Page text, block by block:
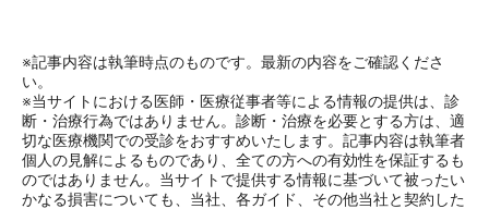
※記事内容は執筆時点のものです。最新の内容をご確認くださ
い。
※当サイトにおける医師・医療従事者等による情報の提供は、診
断・治療行為ではありません。診断・治療を必要とする方は、適
切な医療機関での受診をおすすめいたします。記事内容は執筆者
個人の見解によるものであり、全ての方への有効性を保証するも
のではありません。当サイトで提供する情報に基づいて被ったい
かなる損害についても、当社、各ガイド、その他当社と契約した